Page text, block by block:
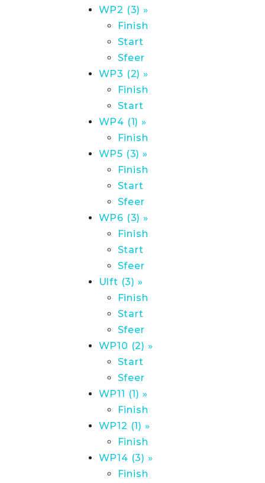
WP2 (3) »
Finish
Start
Sfeer
WP3 (2) »
Finish
Start
WP4 (1) »
Finish
WP5 (3) »
Finish
Start
Sfeer
WP6 (3) »
Finish
Start
Sfeer
Ulft (3) »
Finish
Start
Sfeer
WP10 (2) »
Start
Sfeer
WP11 (1) »
Finish
WP12 (1) »
Finish
WP14 (3) »
Finish